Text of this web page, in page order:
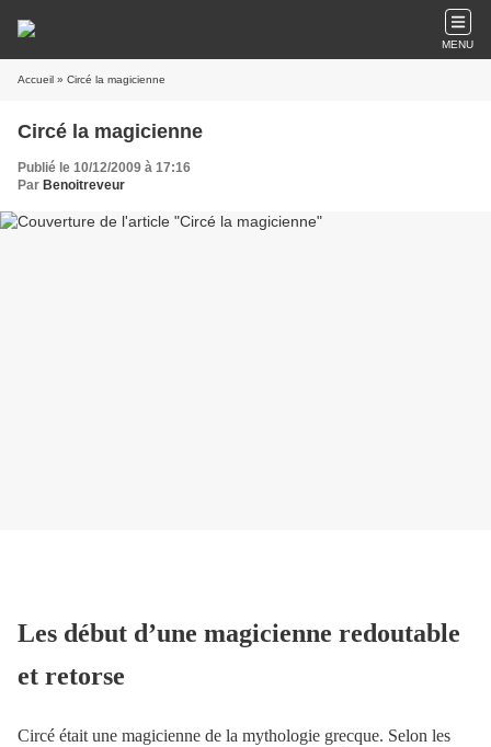
MENU
Accueil » Circé la magicienne
Circé la magicienne
Publié le 10/12/2009 à 17:16
Par Benoitreveur
Les début d’une magicienne redoutable
et retorse
Circé était une magicienne de la mythologie grecque. Selon les